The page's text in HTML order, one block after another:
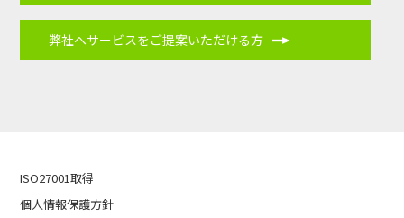
弊社へサービスをご提案いただける方
ISO27001取得
個人情報保護方針